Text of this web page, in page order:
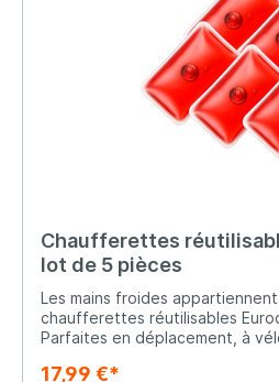
Chaufferettes
lot de 5 pièces
Les mains froides
chaufferettes réutilisables
Parfaites en déplacement, à
chaussures de ski. Idéales
17,99 €*